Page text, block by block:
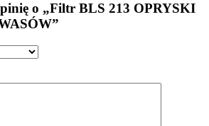
o „Filtr BLS 213 OPRYSKI